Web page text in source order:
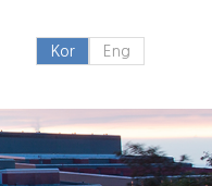
Kor Eng